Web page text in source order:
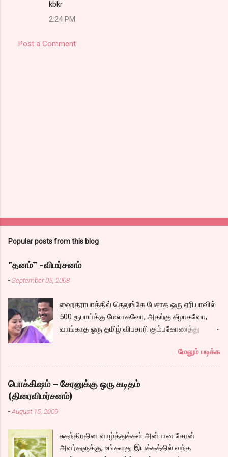
kbkr
2:24 PM
Post a Comment
Popular posts from this blog
"தனம்” -விமர்சனம்
-September 05, 2008
ஹைதராபாத்தில் தெலுங்கே பேசாத ஓரு ஏரியாவில்
500 ரூபாய்க்கு மேலாகவோ, அதற்கு கீழாகவோ,
வாங்காத ஓரு தமிழ் விபசாரி கும்பகோணத்து
வாழ்கைபடுகிறாள். அவளுடய வாழ்கை எப்படி
அமைந்தது? என்ற ஓரு நல்ல லைனை , சங்கீதா
தன்னுடய இடுப்பை சுழற்றி, சுழற்றி நடப்பதை போல்
சும்மா, சுத்தி, சுத்தி குழப்பி, நம்பமுடியாத
திரைக்கதையால் சொதப்பி,சங்கீதாவை ஏதோ
க்ளைமாக்ஸில் செய்வதும் கொஞ்சம் அல்ல
ரொம்பவே ஓவர். ஓரு ஆச்சாரமான இளைஞன்
மேலும் படிக்க
பொக்கிஷம் – சேரனுக்கு ஒரு கடிதம்
(திரைவிமர்சனம்)
-August 15, 2009
சுதந்திரதின வாழ்த்துக்கள் அன்பான சேரன்
அவர்களுக்கு, உங்களது இயக்கத்தில் வந்த